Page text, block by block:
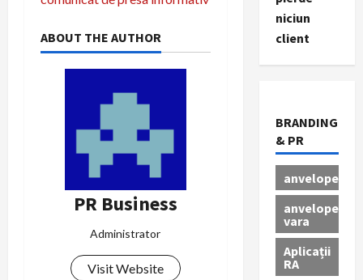
a
ABOUT THE AUTHOR
PR Business
Administrator
Visit Website
niciun
client
BRANDING
& PR
anvelope
anvelope
vara
Aplicații
RA